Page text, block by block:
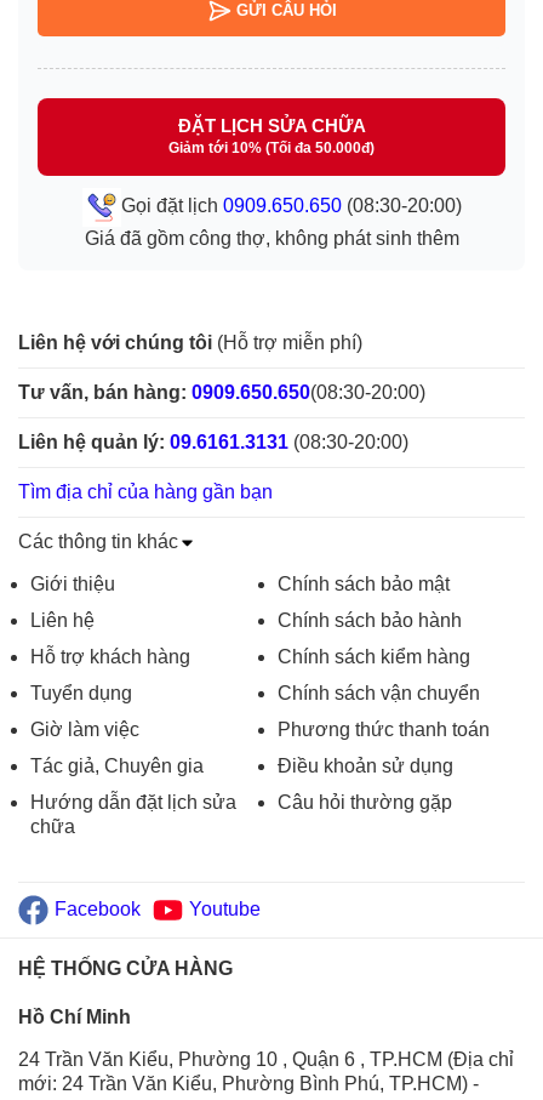
GỬI CÂU HỎI
ĐẶT LỊCH SỬA CHỮA
Giảm tới 10% (Tối đa 50.000đ)
Gọi đặt lịch 0909.650.650(08:30-20:00)
Giá đã gồm công thợ, không phát sinh thêm
Liên hệ với chúng tôi (Hỗ trợ miễn phí)
Tư vấn, bán hàng: 0909.650.650(08:30-20:00)
Liên hệ quản lý: 09.6161.3131 (08:30-20:00)
Tìm địa chỉ của hàng gần bạn
Các thông tin khác
Giới thiệu
Liên hệ
Hỗ trợ khách hàng
Tuyển dụng
Giờ làm việc
Tác giả, Chuyên gia
Hướng dẫn đặt lịch sửa
chữa
Chính sách bảo mật
Chính sách bảo hành
Chính sách kiểm hàng
Chính sách vận chuyển
Phương thức thanh toán
Điều khoản sử dụng
Câu hỏi thường gặp
Facebook Youtube
HỆ THỐNG CỬA HÀNG
Hồ Chí Minh
24 Trần Văn Kiểu, Phường 10 , Quận 6 , TP.HCM (Địa chỉ
mới: 24 Trần Văn Kiểu, Phường Bình Phú, TP.HCM) -